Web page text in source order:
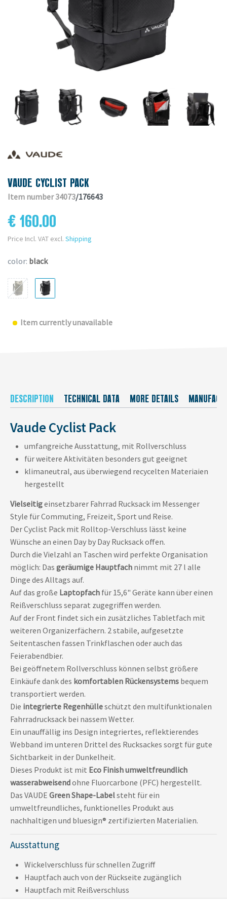
VAUDE CYCLIST PACK
Item number 34073/176643
€ 160.00
Price Incl. VAT excl. Shipping
color: black
Item currently unavailable
DESCRIPTION TECHNICAL DATA MORE DETAILS
Vaude Cyclist Pack
umfangreiche Ausstattung, mit Rollverschluss
für weitere Aktivitäten besonders gut geeignet
klimaneutral, aus überwiegend recycelten Materiaien
hergestellt
Vielseitigeinsetzbarer Fahrrad Rucksack im Messenger
Style für Commuting, Freizeit, Sport und Reise.
Der Cyclist Pack mit Rolltop-Verschluss lässt keine
Wünsche an einen Day by Day Rucksack offen.
Durch die Vielzahl an Taschen wird perfekte Organisation
möglich: Das geräumige Hauptfach nimmt mit 27 l alle
Dinge des Alltags auf.
Auf das große Laptopfach für 15,6" Geräte kann über einen
Reißverschluss separat zugegriffen werden.
Auf der Front findet sich ein zusätzliches Tabletfach mit
weiteren Organizerfächern. 2 stabile, aufgesetzte
Seitentaschen fassen Trinkflaschen oder auch das
Feierabendbier.
Bei geöffnetem Rollverschluss können selbst größere
Einkäufe dank des komfortablen Rückensystems bequem
transportiert werden.
Die integrierte Regenhülleschützt den multifunktionalen
Fahrradrucksack bei nassem Wetter.
Ein unauffällig ins Design integriertes, reflektierendes
Webband im unteren Drittel des Rucksackes sorgt für gute
Sichtbarkeit in der Dunkelheit.
Dieses Produkt ist mit Eco Finish umweltfreundlich
wasserabweisendohne Fluorcarbone (PFC) hergestellt.
Das VAUDE Green Shape-Labelsteht für ein
umweltfreundliches, funktionelles Produkt aus
nachhaltigen und bluesign® zertifizierten Materialien.
Ausstattung
Wickelverschluss für schnellen Zugriff
Hauptfach auch von der Rückseite zugänglich
Hauptfach mit Reißverschluss